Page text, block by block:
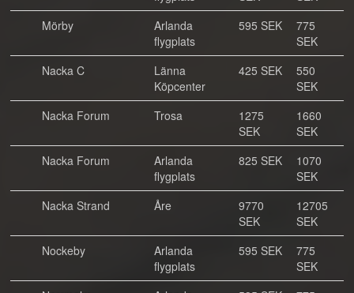
Mörby
Arlanda
flygplats
595 SEK
775
SEK
Nacka C
Länna
Köpcenter
425 SEK
550
SEK
Nacka Forum
Trosa
1275
SEK
1660
SEK
Nacka Forum
Arlanda
flygplats
825 SEK
1070
SEK
Nacka Strand
Åre
9770
SEK
12705
SEK
Nockeby
Arlanda
flygplats
595 SEK
775
SEK